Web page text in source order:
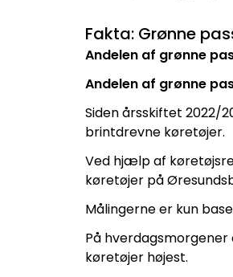
Fakta: Grønne
Andelen af grønne
Andelen af grønne
Siden årsskiftet 2022/
brintdrevne køretøjer.
Ved hjælp af
køretøjer på
Målingerne er kun
På
køretøjer højest.